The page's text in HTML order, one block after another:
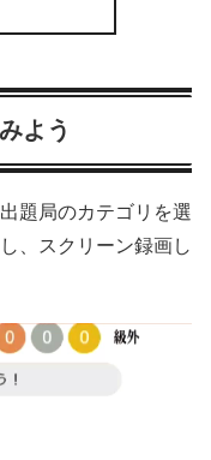
よう
題局のカテゴリを選
、スクリーン録画し